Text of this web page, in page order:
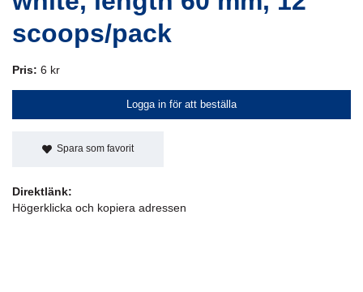
scoops/pack
Pris: 6 kr
Logga in för att beställa
Spara som favorit
Direktlänk:
Högerklicka och kopiera adressen